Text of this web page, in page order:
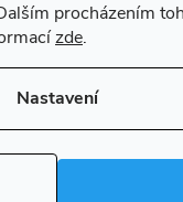
procházením
zde.
Nastavení